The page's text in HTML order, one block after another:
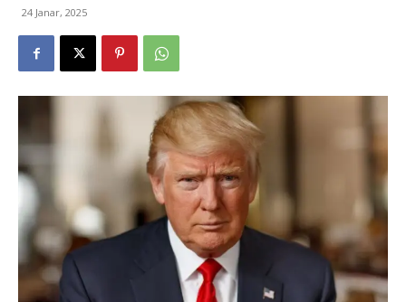
24 Janar, 2025